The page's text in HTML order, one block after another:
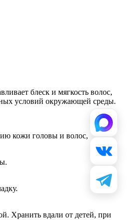
блеск и мягкость волос,
условий окружающей среды.
кожи головы и волос,
Хранить вдали от детей, при